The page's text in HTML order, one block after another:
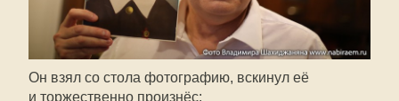
Он взял со стола фотографию, вскинул её
и торжественно произнёс: